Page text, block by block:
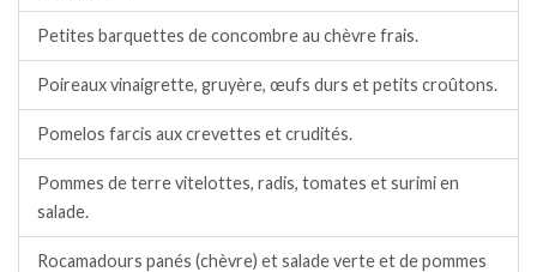
Petites barquettes de concombre au chèvre frais.
Poireaux vinaigrette, gruyère, œufs durs et petits croûtons.
Pomelos farcis aux crevettes et crudités.
Pommes de terre vitelottes, radis, tomates et surimi en
salade.
Rocamadours panés (chèvre) et salade verte et de pommes